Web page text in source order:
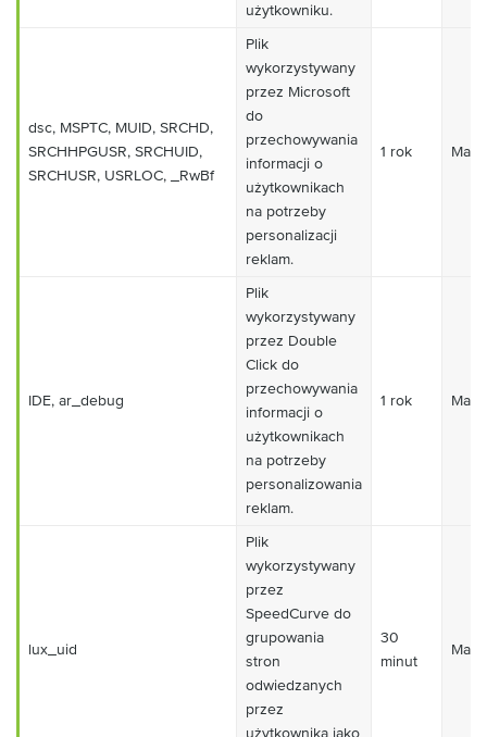
użytkowniku.
dsc, MSPTC, MUID, SRCHD,
SRCHHPGUSR, SRCHUID,
SRCHUSR, USRLOC, _RwBf
Plik
wykorzystywany
przez Microsoft
do
przechowywania
informacji o
użytkownikach
na potrzeby
personalizacji
reklam.
1 rok
IDE, ar_debug
Plik
wykorzystywany
przez Double
Click do
przechowywania
informacji o
użytkownikach
na potrzeby
personalizowania
reklam.
1 rok
lux_uid
Plik
wykorzystywany
przez
SpeedCurve do
grupowania
stron
odwiedzanych
przez
użytkownika jako
30
minut